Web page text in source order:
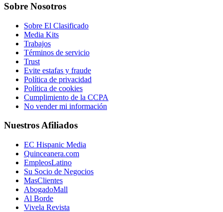
Sobre Nosotros
Sobre El Clasificado
Media Kits
Trabajos
Términos de servicio
Trust
Evite estafas y fraude
Política de privacidad
Política de cookies
Cumplimiento de la CCPA
No vender mi información
Nuestros Afiliados
EC Hispanic Media
Quinceanera.com
EmpleosLatino
Su Socio de Negocios
MasClientes
AbogadoMall
Al Borde
Vivela Revista